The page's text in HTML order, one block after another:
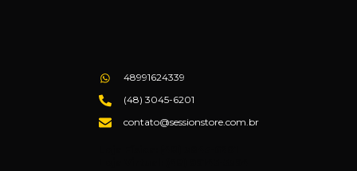
48991624339
(48) 3045-6201
contato@sessionstore.com.br